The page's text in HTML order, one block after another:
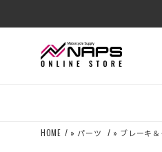
HOME » パーツ » ブレーキ